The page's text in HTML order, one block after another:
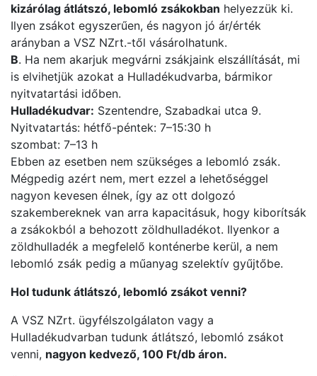
kizárólag átlátszó, lebomló zsákokban helyezzük ki.
Ilyen zsákot egyszerűen, és nagyon jó ár/érték
arányban a VSZ NZrt.-től vásárolhatunk.
B. Ha nem akarjuk megvárni zsákjaink elszállítását, mi
is elvihetjük azokat a Hulladékudvarba, bármikor
nyitvatartási időben.
Hulladékudvar: Szentendre, Szabadkai utca 9.
Nyitvatartás: hétfő-péntek: 7–15:30 h
szombat: 7–13 h
Ebben az esetben nem szükséges a lebomló zsák.
Mégpedig azért nem, mert ezzel a lehetőséggel
nagyon kevesen élnek, így az ott dolgozó
szakembereknek van arra kapacitásuk, hogy kiborítsák
a zsákokból a behozott zöldhulladékot. Ilyenkor a
zöldhulladék a megfelelő konténerbe kerül, a nem
lebomló zsák pedig a műanyag szelektív gyűjtőbe.
Hol tudunk átlátszó, lebomló zsákot venni?
A VSZ NZrt. ügyfélszolgálaton vagy a
Hulladékudvarban tudunk átlátszó, lebomló zsákot
venni, nagyon kedvező, 100 Ft/db áron.